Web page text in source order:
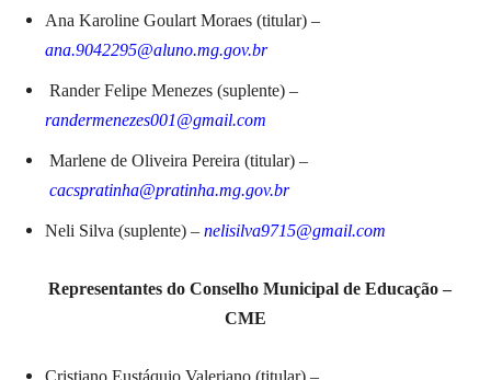
Ana Karoline Goulart Moraes (titular) –
ana.9042295@aluno.mg.gov.br
Rander Felipe Menezes (suplente) –
randermenezes001@gmail.com
Marlene de Oliveira Pereira (titular) –
cacspratinha@pratinha.mg.gov.br
Neli Silva (suplente) – nelisilva9715@gmail.com
Representantes do Conselho Municipal de Educação –
CME
Cristiano Eustáquio Valeriano (titular) –